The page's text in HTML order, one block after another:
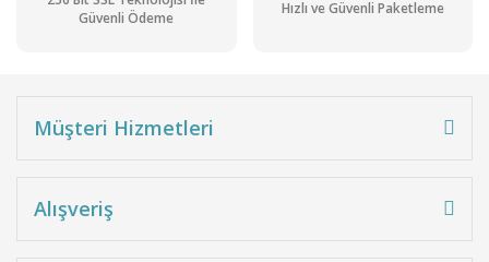
Güvenli Ödeme
Hızlı ve Güvenli Paketleme
Müşteri Hizmetleri
Alışveriş